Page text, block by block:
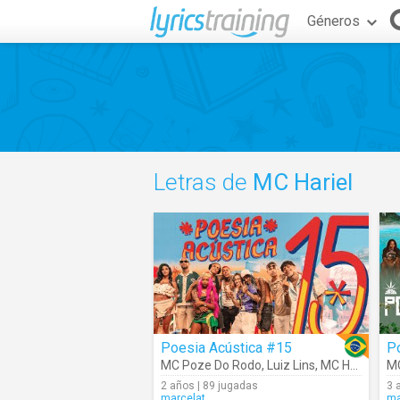
Géneros
Letras de MC Hariel
Poesia Acústica #15
MC Poze Do Rodo, Luiz Lins, MC Hariel
2 años | 89 jugadas
3